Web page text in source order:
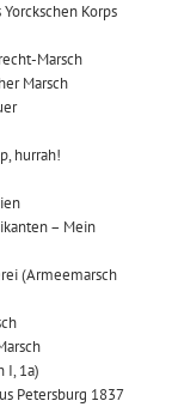
Korps
Marsch
Marsch
hurrah!
– Mein
(Armeemarsch
I, 1a)
Petersburg 1837